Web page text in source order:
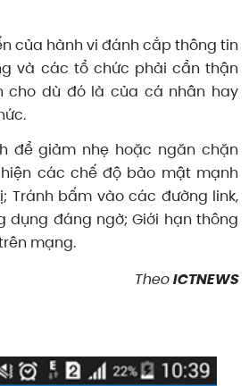
của hành vi đánh cắp thông tin
và các tổ chức phải cẩn thận
cho dù đó là của cá nhân hay
để giảm nhẹ hoặc ngăn chặn
các chế độ bảo mật mạnh
Tránh bấm vào các đường link,
dụng đáng ngờ; Giới hạn thông
mạng.
TheoICTNEWS